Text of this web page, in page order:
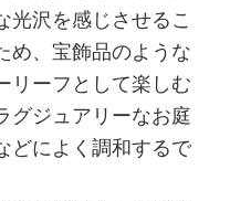
光沢を感じさせるこ
め、宝飾品のような
リーフとして楽しむ
グジュアリーなお庭
どによく調和するで